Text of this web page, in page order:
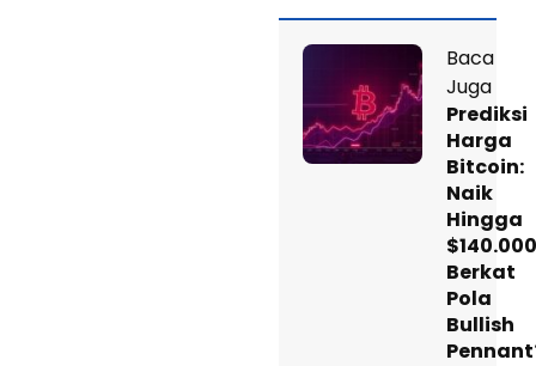
Baca
Juga
Prediksi
Harga
Bitcoin:
Naik
Hingga
$140.000
Berkat
Pola
Bullish